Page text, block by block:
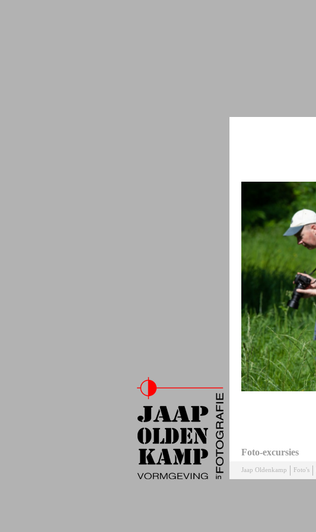
Jaap Oldenkamp Foto's
Foto-excursies